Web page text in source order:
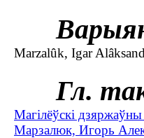
Marzalûk, Igar
Гл.
Магілёўскі
Марзалюк, Игорь